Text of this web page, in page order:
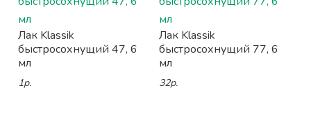
Лак Klassik
быстросохнущий 47, 6
мл
1р.
Лак Klassik
быстросохнущий 77, 6
мл
32р.